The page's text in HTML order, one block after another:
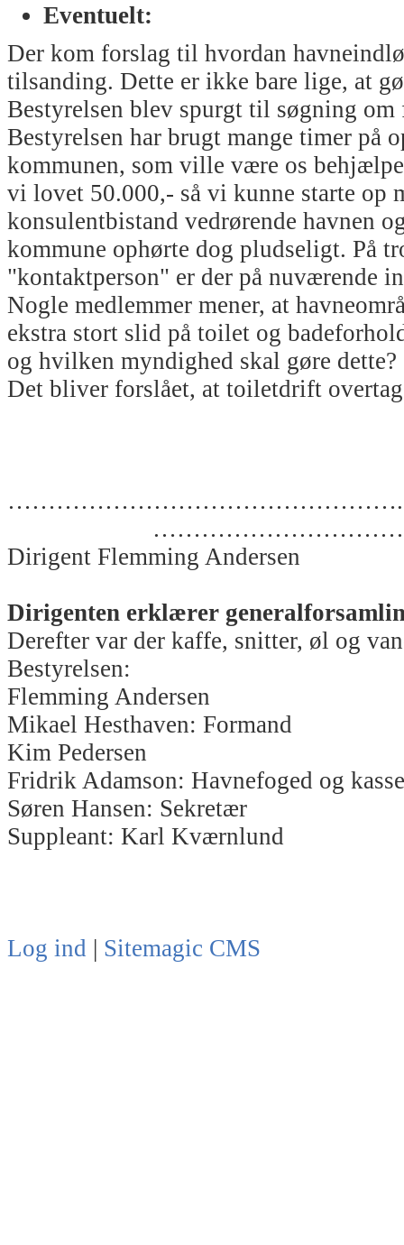
Eventuelt:
Der kom forslag til hvordan
tilsanding. Dette er ikke bare lige, at
Bestyrelsen blev spurgt til søgning om
Bestyrelsen har brugt mange timer på
kommunen, som ville være os
vi lovet 50.000,- så vi kunne starte
konsulentbistand vedrørende havnen
kommune ophørte dog pludseligt. På
"kontaktperson" er der på nuværende
Nogle medlemmer mener, at
ekstra stort slid på toilet og
og hvilken myndighed skal gøre dette?
Det bliver forslået, at toiletdrift
Dirigent Flemming
Dirigenten erklærer
Derefter var der kaffe, snitter, øl og
Bestyrelsen:
Flemming Andersen
Mikael Hesthaven: Formand
Kim Pedersen
Fridrik Adamson: Havnefoged og
Søren Hansen: Sekretær
Suppleant: Karl Kværnlund
Log ind | Sitemagic CMS